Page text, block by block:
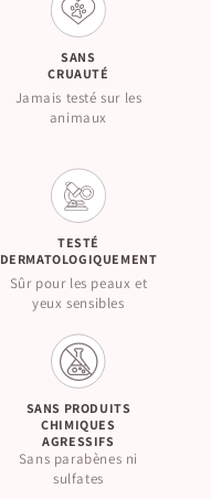
SANS
CRUAUTÉ
Jamais testé sur les
animaux
TESTÉ
DERMATOLOGIQUEMENT
Sûr pour les peaux et
yeux sensibles
SANS PRODUITS
CHIMIQUES
AGRESSIFS
Sans parabènes ni
sulfates